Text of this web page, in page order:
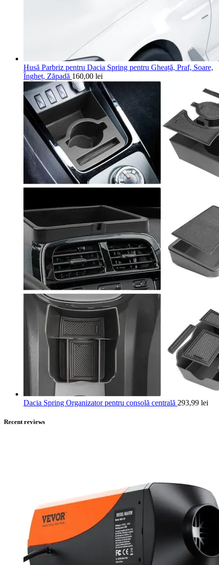
Husă Parbriz pentru Dacia Spring pentru Gheață, Praf, Soare,
Îngheț, Zăpadă 160,00 lei
Dacia Spring Organizator pentru consolă centrală 293,99 lei
Recent reviews